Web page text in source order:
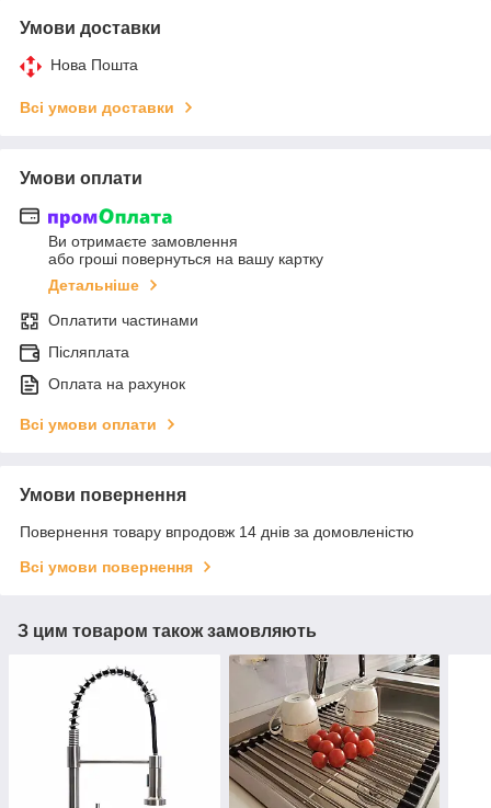
Умови доставки
Нова Пошта
Всі умови доставки
Умови оплати
Ви отримаєте замовлення
або гроші повернуться на вашу картку
Детальніше
Оплатити частинами
Післяплата
Оплата на рахунок
Всі умови оплати
Умови повернення
Повернення товару впродовж 14 днів за домовленістю
Всі умови повернення
З цим товаром також замовляють